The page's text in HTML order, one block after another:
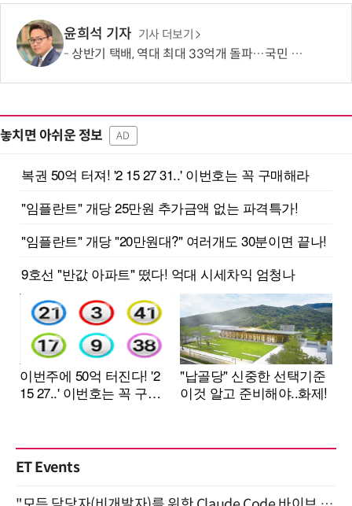
윤희석 기자 기사 더보기
상반기 택배, 역대 최대 33억개 돌파…국민 1인당 72회 꼴
놓치면 아쉬운 정보 AD
ET Events